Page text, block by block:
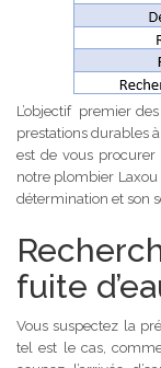
L’objectif premier
prestations durables
est de vous procurer
notre plombier
détermination et son
fuite
Vous suspectez la
tel est le cas,